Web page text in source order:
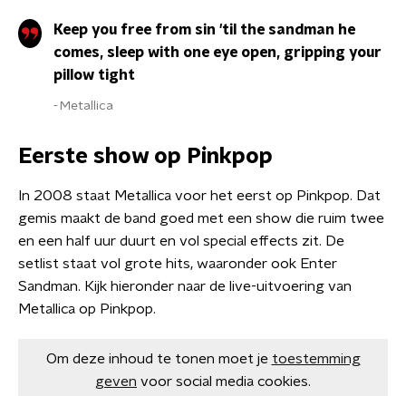
Keep you free from sin 'til the sandman he
comes, sleep with one eye open, gripping your
pillow tight
Metallica
Eerste show op Pinkpop
In 2008 staat Metallica voor het eerst op Pinkpop. Dat
gemis maakt de band goed met een show die ruim twee
en een half uur duurt en vol special effects zit. De
setlist staat vol grote hits, waaronder ook Enter
Sandman. Kijk hieronder naar de live-uitvoering van
Metallica op Pinkpop.
Om deze inhoud te tonen moet je toestemming
geven voor social media cookies.